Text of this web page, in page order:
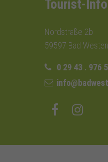
Tourist-
Nordstraße 2b
59597 Bad
0 29 43 . 976